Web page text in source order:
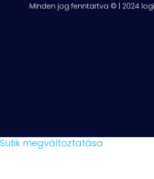
Minden jog fenntartva © | 2024
Sütik megváltoztatása